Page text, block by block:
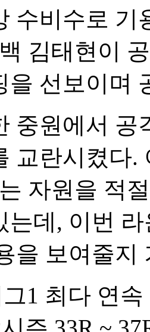
수비수로 기
김태현이
을 선보이며
중원에서 공
교란시켰다.
자원을 적
는데, 이번
을 보여줄지
1 최다 연